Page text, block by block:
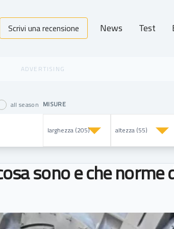
Scrivi una recensione News Test
all season MISURE
sono e che norme